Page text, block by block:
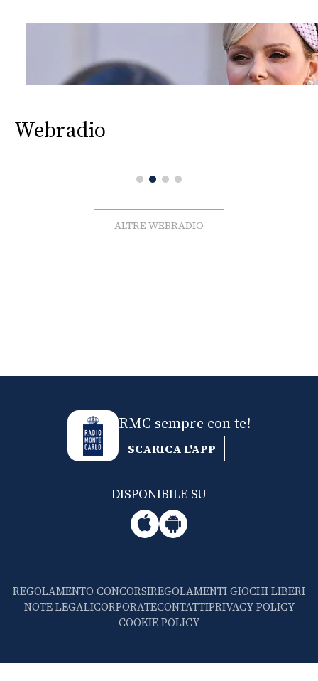
Webradio
ALTRE WEBRADIO
RMC sempre con te!
SCARICA L'APP
DISPONIBILE SU
REGOLAMENTO CONCORSIREGOLAMENTI GIOCHI LIBERI
NOTE LEGALICORPORATECONTATTIPRIVACY POLICY
COOKIE POLICY